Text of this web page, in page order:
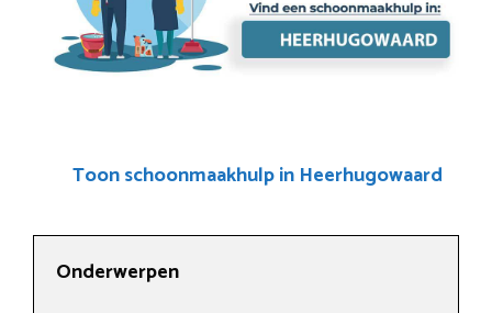
Toon schoonmaakhulp in Heerhugowaard
Onderwerpen